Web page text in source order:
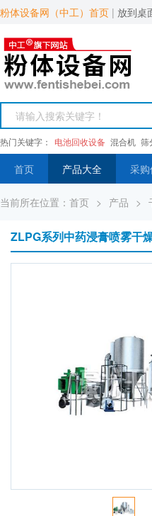
粉体设备网（中工）首页 | 放到桌
热门关键字： 电池回收设备 混合机 筛
首页 产品大全 采
当前所在位置： 首页 > 产品 >
ZLPG系列中药浸膏喷雾干